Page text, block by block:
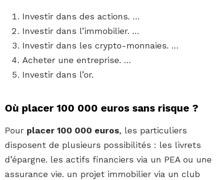
Investir dans des actions. …
Investir dans l’immobilier. …
Investir dans les crypto-monnaies. …
Acheter une entreprise. …
Investir dans l’or.
Où placer 100 000 euros sans risque ?
Pour placer 100 000 euros, les particuliers
disposent de plusieurs possibilités : les livrets
d’épargne. les actifs financiers via un PEA ou une
assurance vie. un projet immobilier via un club